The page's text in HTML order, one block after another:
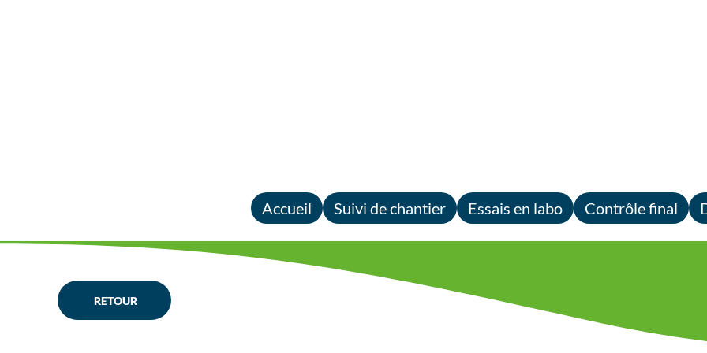
Accueil Suivi de chantier Essais en labo Contrôle final
RETOUR